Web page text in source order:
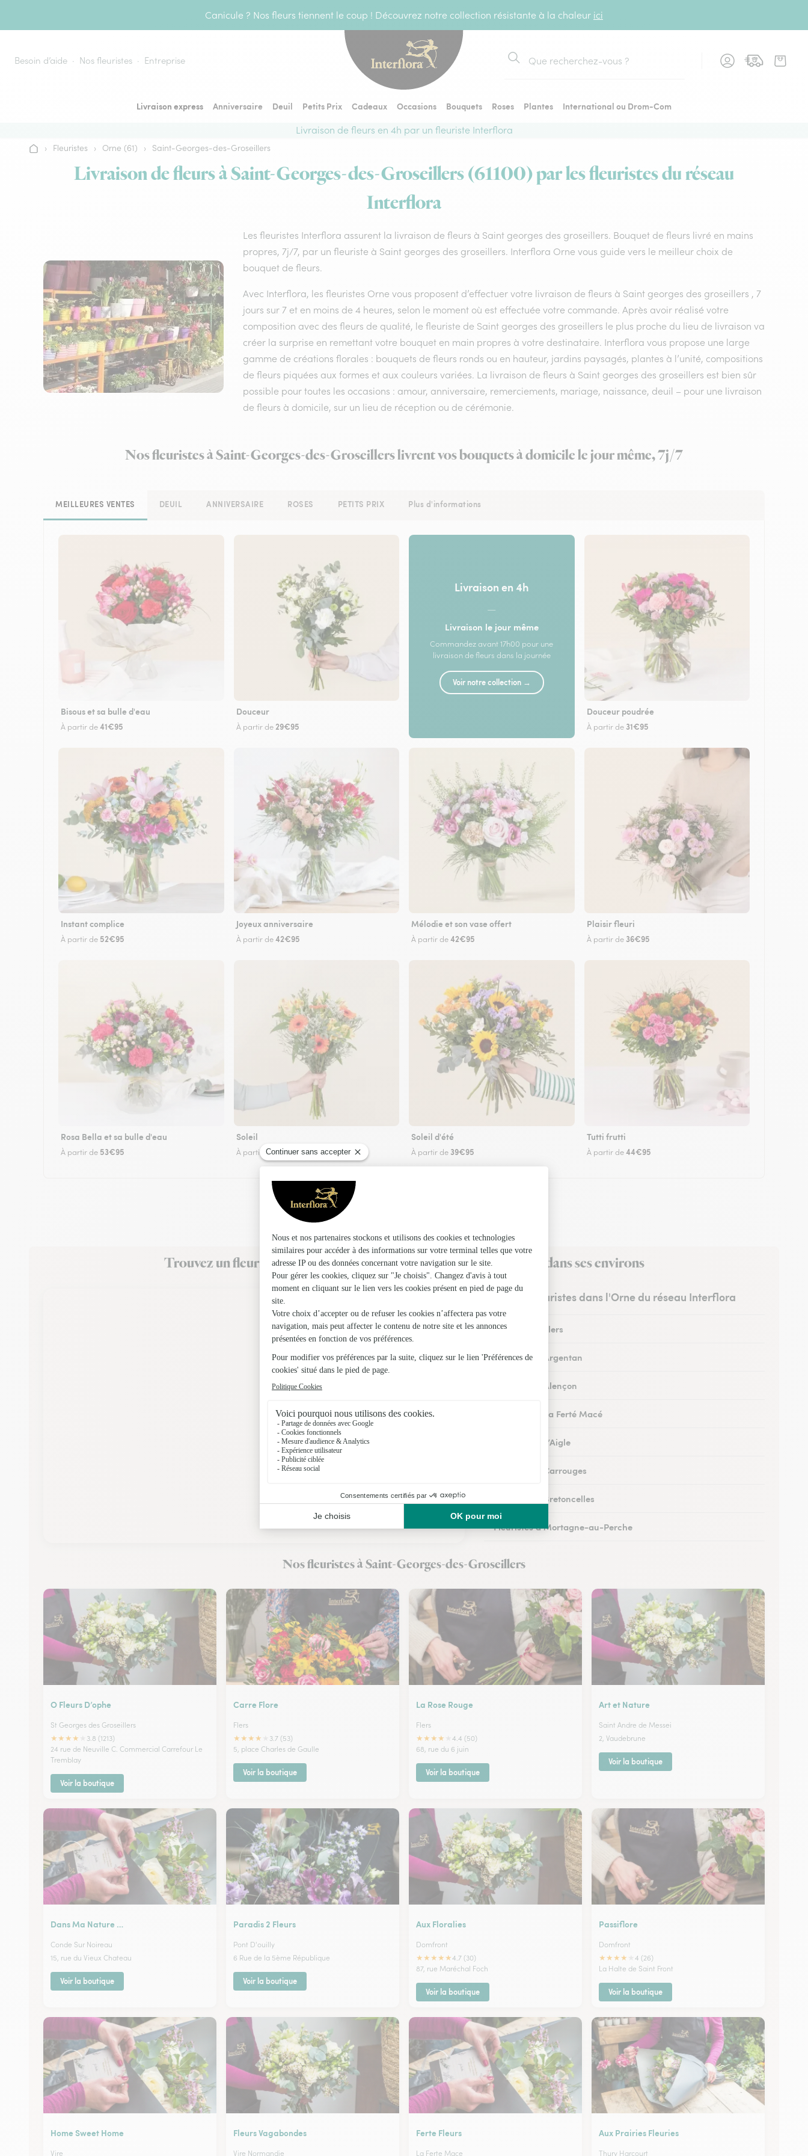
Canicule ? Nos fleurs tiennent le coup ! Découvrez notre collection résistante à la chaleur ici
Besoin d’aide Nos fleuristes Entreprise
Rechercher
Livraison express Anniversaire Deuil Petits Prix Cadeaux Occasions Bouquets Roses Plantes
International ou Drom-Com
Livraison de fleurs en 4h par un fleuriste Interflora
Accueil
› Fleuristes › Orne (61) › Saint-Georges-des-Groseillers
Livraison de fleurs à Saint-Georges-des-Groseillers (61100) par les fleuristes du réseau
Interflora
Les fleuristes Interflora assurent la livraison de fleurs à Saint georges des groseillers. Bouquet de fleurs livré en mains
propres, 7j/7, par un fleuriste à Saint georges des groseillers. Interflora Orne vous guide vers le meilleur choix de
bouquet de fleurs.
Avec Interflora, les fleuristes Orne vous proposent d’effectuer votre livraison de fleurs à Saint georges des groseillers , 7
jours sur 7 et en moins de 4 heures, selon le moment où est effectuée votre commande. Après avoir réalisé votre
composition avec des fleurs de qualité, le fleuriste de Saint georges des groseillers le plus proche du lieu de livraison va
créer la surprise en remettant votre bouquet en main propres à votre destinataire. Interflora vous propose une large
gamme de créations florales : bouquets de fleurs ronds ou en hauteur, jardins paysagés, plantes à l’unité, compositions
de fleurs piquées aux formes et aux couleurs variées. La livraison de fleurs à Saint georges des groseillers est bien sûr
possible pour toutes les occasions : amour, anniversaire, remerciements, mariage, naissance, deuil – pour une livraison
de fleurs à domicile, sur un lieu de réception ou de cérémonie.
Nos fleuristes à Saint-Georges-des-Groseillers livrent vos bouquets à domicile le jour même, 7j/7
MEILLEURES VENTES DEUIL ANNIVERSAIRE ROSES PETITS PRIX Plus d'informations
Bisous et sa bulle d'eau
À partir de41€95
Douceur
À partir de 29€95
Livraison en 4h
—
Livraison le jour même
Commandez avant 17h00 pour une
livraison de fleurs dans la journée
Voir notre collection →
Douceur poudrée
À partir de 31€95
Instant complice
À partir de 52€95
Joyeux anniversaire
À partir de42€95
Mélodie et son vase offert
À partir de42€95
Plaisir fleuri
À partir de 36€95
Rosa Bella et sa bulle d'eau
À partir de 53€95
Soleil
À partir de29€95
Soleil d'été
À partir de 39€95
Tutti frutti
À partir de44€95
Trouvez un fleuriste Interflora à Saint-Georges-des-Groseillers et dans ses environs
Les fleuristes dans l'Orne du réseau Interflora
Fleuristes à Flers
Fleuristes à Argentan
Fleuristes à Alençon
Fleuristes à La Ferté Macé
Fleuristes à L’Aigle
Fleuristes à Carrouges
Fleuristes à Bretoncelles
Fleuristes à Mortagne-au-Perche
Nos fleuristes à Saint-Georges-des-Groseillers
O Fleurs D’ophe
St Georges des Groseillers
★★★★
3.8 (1213)
24 rue de Neuville C. Commercial Carrefour Le
Tremblay
Voir la boutique
Carre Flore
Flers
★★★★
3.7 (53)
5, place Charles de Gaulle
Voir la boutique
La Rose Rouge
Flers
★★★★
4.4 (50)
68, rue du 6 juin
Voir la boutique
Art et Nature
Saint Andre de Messei
2, Vaudebrune
Voir la boutique
Dans Ma Nature …
Conde Sur Noireau
15, rue du Vieux Chateau
Voir la boutique
Paradis 2 Fleurs
Pont D'ouilly
6 Rue de la 5ème République
Voir la boutique
Aux Floralies
Domfront
★★★★★4.7 (30)
87, rue Maréchal Foch
Voir la boutique
Passiflore
Domfront
★★★★
4 (26)
La Halte de Saint Front
Voir la boutique
Home Sweet Home
Vire
Fleurs Vagabondes
Vire Normandie
Ferte Fleurs
La Ferte Mace
Aux Prairies Fleuries
Thury Harcourt